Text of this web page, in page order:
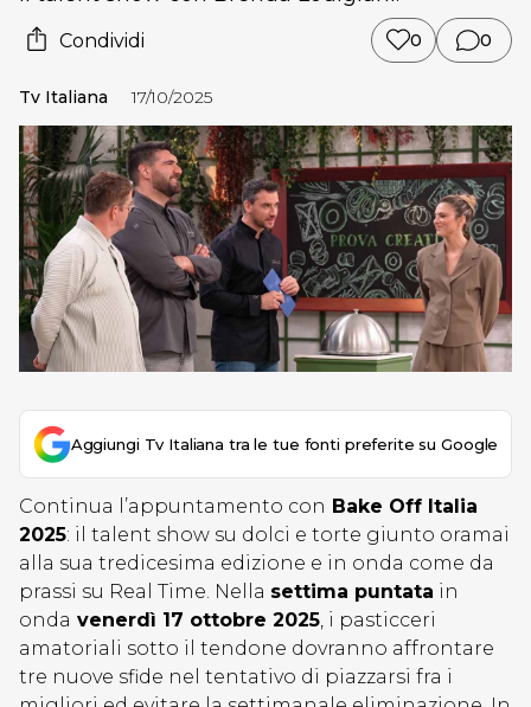
Condividi 0 0
Tv Italiana 17/10/2025
Aggiungi Tv Italiana tra le tue fonti preferite su Google
Continua l’appuntamento con Bake Off Italia
2025: il talent show su dolci e torte giunto oramai
alla sua tredicesima edizione e in onda come da
prassi su Real Time. Nella settima puntata in
onda venerdì 17 ottobre 2025, i pasticceri
amatoriali sotto il tendone dovranno affrontare
tre nuove sfide nel tentativo di piazzarsi fra i